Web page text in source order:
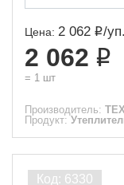
Цена: 2 062 /уп.
2 062
= 1 шт
Производитель:
Продукт: